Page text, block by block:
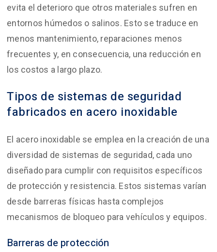
evita el deterioro que otros materiales sufren en
entornos húmedos o salinos. Esto se traduce en
menos mantenimiento, reparaciones menos
frecuentes y, en consecuencia, una reducción en
los costos a largo plazo.
Tipos de sistemas de seguridad
fabricados en acero inoxidable
El acero inoxidable se emplea en la creación de una
diversidad de sistemas de seguridad, cada uno
diseñado para cumplir con requisitos específicos
de protección y resistencia. Estos sistemas varían
desde barreras físicas hasta complejos
mecanismos de bloqueo para vehículos y equipos.
Barreras de protección